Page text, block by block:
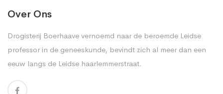
Over Ons
Drogisterij Boerhaave vernoemd naar de beroemde Leidse
professor in de geneeskunde, bevindt zich al meer dan een
eeuw langs de Leidse haarlemmerstraat.